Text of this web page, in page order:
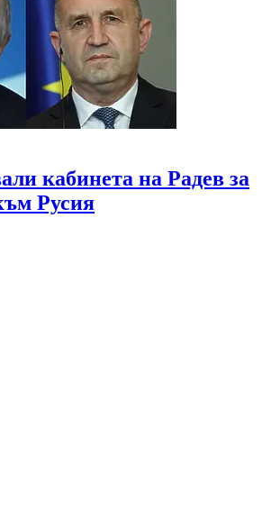
кабинета на Радев за
Русия